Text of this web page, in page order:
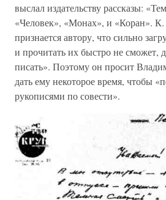
выслал издательству рассказы:
«Человек», «Монах», и «Коран».
признается автору, что сильно
и прочитать их быстро не сможет,
писать». Поэтому он просит
дать ему некоторое время, чтобы
рукописями по совести».